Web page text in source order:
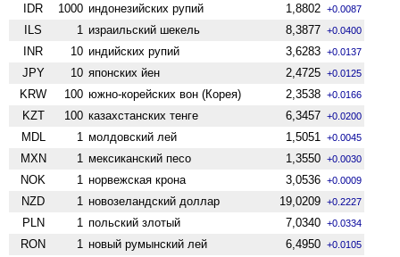
IDR 1000 индонезийских рупий 1,8802 +0.0087
ILS 1 израильский шекель 8,3877 +0.0400
INR 10 индийских рупий 3,6283 +0.0137
JPY 10 японских йен 2,4725 +0.0125
KRW 100 южно-корейских вон (Корея) 2,3538 +0.0166
KZT 100 казахстанских тенге 6,3457 +0.0200
MDL 1 молдовский лей 1,5051 +0.0045
MXN 1 мексиканский песо 1,3550 +0.0030
NOK 1 норвежская крона 3,0536 +0.0009
NZD 1 ново­зеландский доллар 19,0209 +0.2227
PLN 1 польский злотый 7,0340 +0.0334
RON 1 новый румынский лей 6,4950 +0.0105